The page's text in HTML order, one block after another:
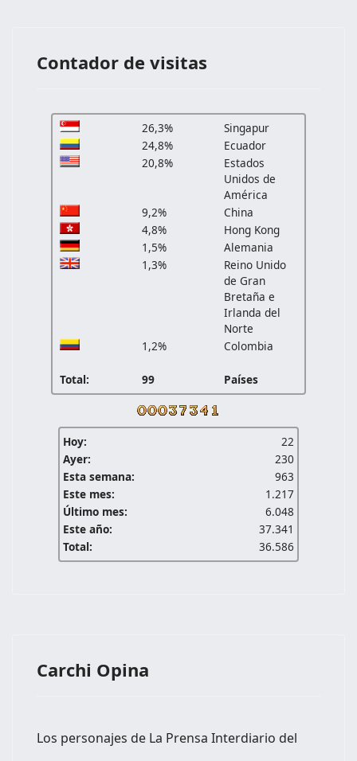
Contador de visitas
26,3%
Singapur
24,8%
Ecuador
20,8%
Estados
Unidos de
América
9,2%
China
4,8%
Hong Kong
1,5%
Alemania
1,3%
Reino Unido
de Gran
Bretaña e
Irlanda del
Norte
1,2%
Colombia
Total: 99 Países
Hoy:
22
Ayer:
230
Esta semana:
963
Este mes:
1.217
Último mes:
6.048
Este año:
37.341
Total:
36.586
Carchi Opina
Los personajes de La Prensa Interdiario del